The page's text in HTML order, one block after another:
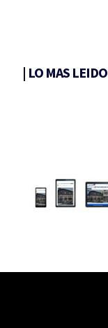
| LO MAS LEIDO